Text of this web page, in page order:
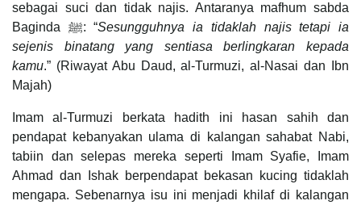
sebagai suci dan tidak najis. Antaranya mafhum sabda
Baginda ﷺ: “Sesungguhnya ia tidaklah najis tetapi ia
sejenis binatang yang sentiasa berlingkaran kepada
kamu.” (Riwayat Abu Daud, al-Turmuzi, al-Nasai dan Ibn
Majah)
Imam al-Turmuzi berkata hadith ini hasan sahih dan
pendapat kebanyakan ulama di kalangan sahabat Nabi,
tabiin dan selepas mereka seperti Imam Syafie, Imam
Ahmad dan Ishak berpendapat bekasan kucing tidaklah
mengapa. Sebenarnya isu ini menjadi khilaf di kalangan